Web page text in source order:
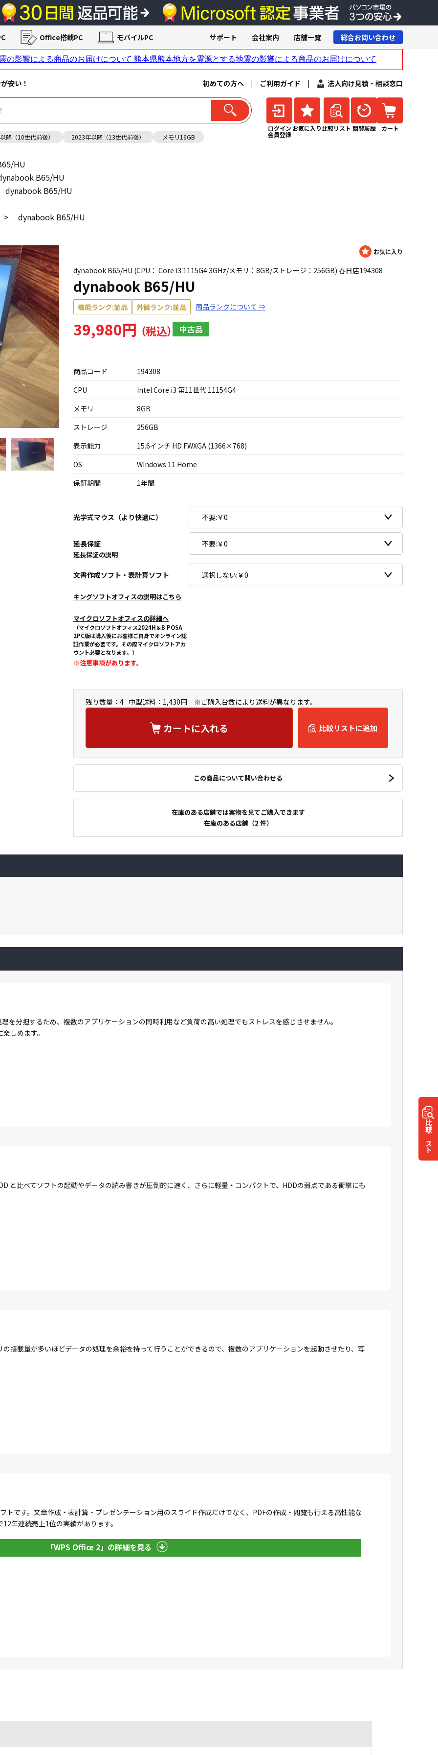
安い！ 初めての方へ | ご利用ガイド | 法人向け見積・相談窓口
降（10世代前後） 2023年以降（13世代前後） メモリ16GB
ログイン
会員登録
お気に入り 比較リスト 閲覧履歴 カート
Office搭載PC モバイルPC サポート 会社案内 店舗一覧 総合お問い合わせ
HU
B65/HU
dynabook B65/HU
> dynabook B65/HU
dynabook B65/HU (CPU： Core i3 1115G4 3GHz/メモリ：8GB/ストレージ：256GB) 春日店194308
dynabook B65/HU
機能ランク:並品 外観ランク:並品 商品ランクについて ⇒
39,980円 中古品
商品コード
194308
CPU
Intel Core i3 第11世代 11154G4
メモリ
8GB
ストレージ
256GB
表示能力
15.6インチ HD FWXGA (1366×768)
OS
Windows 11 Home
保証期間
1年間
光学式マウス（より快適に）
延長保証
延長保証の説明
文書作成ソフト・表計算ソフト
キングソフトオフィスの説明はこちら
マイクロソフトオフィスの詳細へ
（マイクロソフトオフィス2024H＆B POSA
2PC版は購入後にお客様ご自身でオンライン認
証作業が必要です。その際マイクロソフトアカ
ウント必要となります。）
※注意事項があります。
残り数量：4 中型送料：1,430円 ※ご購入台数により送料が異なります。
カートに入れる 比較リストに追加
この商品について問い合わせる
在庫のある店舗では実物を見てご購入できます
在庫のある店舗（2 件）
比較
リスト
を分担するため、複数のアプリケーションの同時利用など負荷の高い処理でもストレスを感じさせません。
しめます。
と比べてソフトの起動やデータの読み書きが圧倒的に速く、さらに軽量・コンパクトで、HDDの弱点である衝撃にも
搭載量が多いほどデータの処理を余裕を持って行うことができるので、複数のアプリケーションを起動させたり、写
です。文章作成・表計算・プレゼンテーション用のスライド作成だけでなく、PDFの作成・閲覧も行える高性能な
年連続売上1位の実績があります。
「WPS Office 2」の詳細を見る